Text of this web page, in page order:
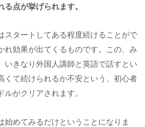
る点が挙げられます。
スタートしてある程度続けることがで
れ効果が出てくるものです。この、み
いきなり外国人講師と英語で話すとい
くて続けられるか不安という、初心者
ルがクリアされます。
始めてみるだけということになりま